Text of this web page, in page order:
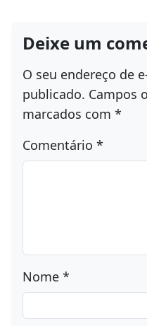
Deixe um
O seu endereço de
publicado. Campos
marcados com *
Comentário *
Nome *